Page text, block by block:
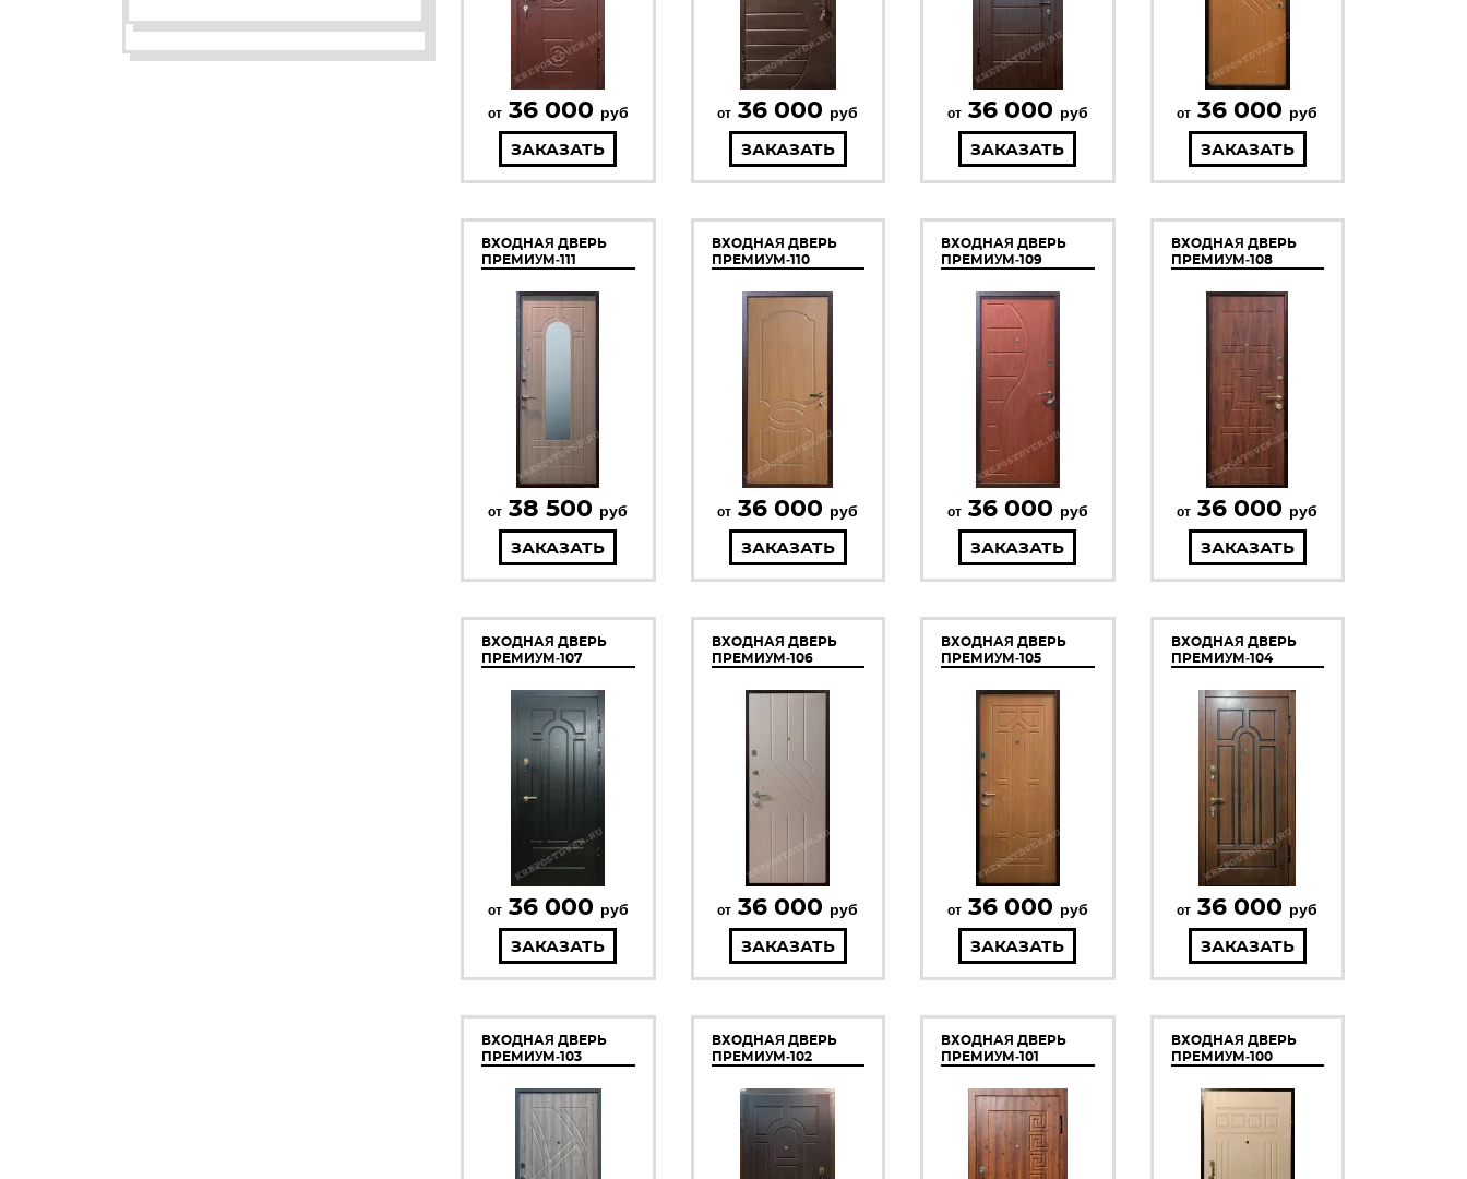
от 36 000 руб
ЗАКАЗАТЬ
от 36 000 руб
ЗАКАЗАТЬ
от 36 000 руб
ЗАКАЗАТЬ
от 36 000 руб
ЗАКАЗАТЬ
ВХОДНАЯ ДВЕРЬ
ПРЕМИУМ-111
от 38 500 руб
ЗАКАЗАТЬ
ВХОДНАЯ ДВЕРЬ
ПРЕМИУМ-110
от 36 000 руб
ЗАКАЗАТЬ
ВХОДНАЯ ДВЕРЬ
ПРЕМИУМ-109
от 36 000 руб
ЗАКАЗАТЬ
ВХОДНАЯ ДВЕРЬ
ПРЕМИУМ-108
от 36 000 руб
ЗАКАЗАТЬ
ВХОДНАЯ ДВЕРЬ
ПРЕМИУМ-107
от 36 000 руб
ЗАКАЗАТЬ
ВХОДНАЯ ДВЕРЬ
ПРЕМИУМ-106
от 36 000 руб
ЗАКАЗАТЬ
ВХОДНАЯ ДВЕРЬ
ПРЕМИУМ-105
от 36 000 руб
ЗАКАЗАТЬ
ВХОДНАЯ ДВЕРЬ
ПРЕМИУМ-104
от 36 000 руб
ЗАКАЗАТЬ
ВХОДНАЯ ДВЕРЬ
ПРЕМИУМ-103
ВХОДНАЯ ДВЕРЬ
ПРЕМИУМ-102
ВХОДНАЯ ДВЕРЬ
ПРЕМИУМ-101
ВХОДНАЯ ДВЕРЬ
ПРЕМИУМ-100